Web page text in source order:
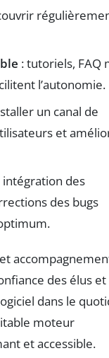
: tutoriels, FAQ
l’autonomie.
un canal de
et
intégration des
des bugs
des élus et
dans le
moteur
et accessible.